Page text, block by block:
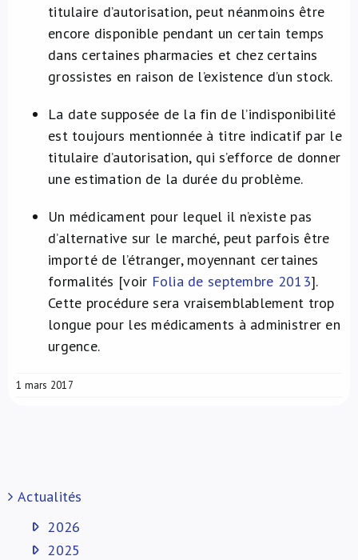
titulaire d’autorisation, peut néanmoins être
encore disponible pendant un certain temps
dans certaines pharmacies et chez certains
grossistes en raison de l’existence d’un stock.
La date supposée de la fin de l’indisponibilité
est toujours mentionnée à titre indicatif par le
titulaire d’autorisation, qui s’efforce de donner
une estimation de la durée du problème.
Un médicament pour lequel il n’existe pas
d’alternative sur le marché, peut parfois être
importé de l’étranger, moyennant certaines
formalités [voir Folia de septembre 2013].
Cette procédure sera vraisemblablement trop
longue pour les médicaments à administrer en
urgence.
1 mars 2017
Actualités
2026
2025